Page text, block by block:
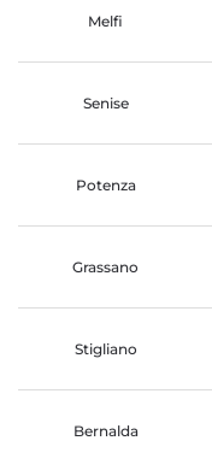
Melfi
Senise
Potenza
Grassano
Stigliano
Bernalda